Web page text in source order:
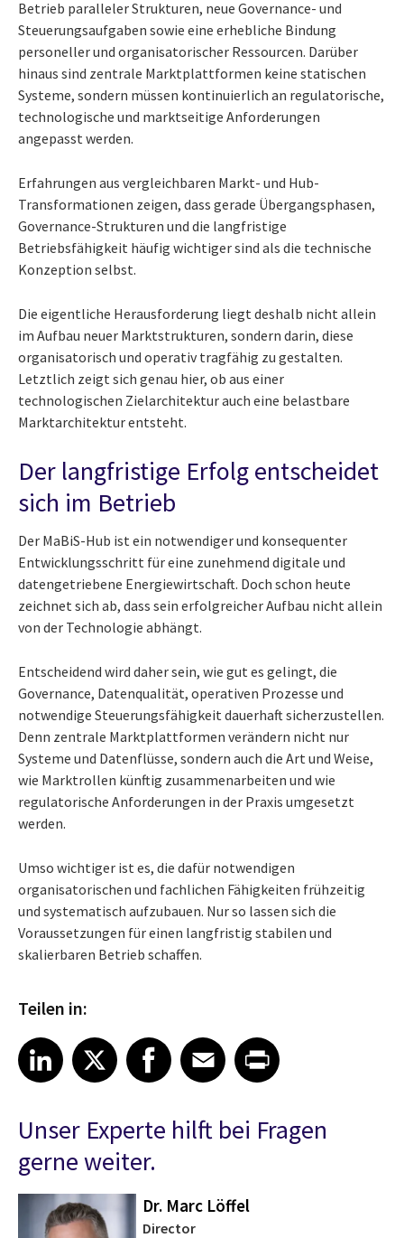
Betrieb paralleler Strukturen, neue Governance- und
Steuerungsaufgaben sowie eine erhebliche Bindung
personeller und organisatorischer Ressourcen. Darüber
hinaus sind zentrale Marktplattformen keine statischen
Systeme, sondern müssen kontinuierlich an regulatorische,
technologische und marktseitige Anforderungen
angepasst werden.
Erfahrungen aus vergleichbaren Markt- und Hub-
Transformationen zeigen, dass gerade Übergangsphasen,
Governance-Strukturen und die langfristige
Betriebsfähigkeit häufig wichtiger sind als die technische
Konzeption selbst.
Die eigentliche Herausforderung liegt deshalb nicht allein
im Aufbau neuer Marktstrukturen, sondern darin, diese
organisatorisch und operativ tragfähig zu gestalten.
Letztlich zeigt sich genau hier, ob aus einer
technologischen Zielarchitektur auch eine belastbare
Marktarchitektur entsteht.
Der langfristige Erfolg entscheidet
sich im Betrieb
Der MaBiS-Hub ist ein notwendiger und konsequenter
Entwicklungsschritt für eine zunehmend digitale und
datengetriebene Energiewirtschaft. Doch schon heute
zeichnet sich ab, dass sein erfolgreicher Aufbau nicht allein
von der Technologie abhängt.
Entscheidend wird daher sein, wie gut es gelingt, die
Governance, Datenqualität, operativen Prozesse und
notwendige Steuerungsfähigkeit dauerhaft sicherzustellen.
Denn zentrale Marktplattformen verändern nicht nur
Systeme und Datenflüsse, sondern auch die Art und Weise,
wie Marktrollen künftig zusammenarbeiten und wie
regulatorische Anforderungen in der Praxis umgesetzt
werden.
Umso wichtiger ist es, die dafür notwendigen
organisatorischen und fachlichen Fähigkeiten frühzeitig
und systematisch aufzubauen. Nur so lassen sich die
Voraussetzungen für einen langfristig stabilen und
skalierbaren Betrieb schaffen.
Teilen in:
Share article on LinkedIn
LinkedIn
Share article on XShare article on Facebook
Facebook
Share article on Email
EmailShare article on Print
Unser Experte hilft bei Fragen
gerne weiter.
Dr. Marc Löffel
Director